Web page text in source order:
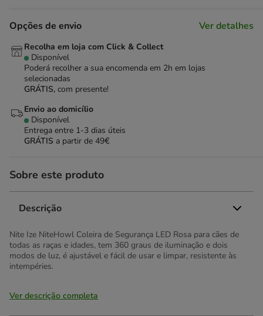
Opções de envio Ver detalhes
Recolha em loja com Click & Collect
Disponível
Poderá recolher a sua encomenda em 2h em lojas
selecionadas
GRÁTIS, com presente!
Envio ao domicílio
Disponível
Entrega entre 1-3 dias úteis
GRÁTIS a partir de 49€
Sobre este produto
Descrição
Nite Ize NiteHowl Coleira de Segurança LED Rosa para cães de
todas as raças e idades, tem 360 graus de iluminação e dois
modos de luz, é ajustável e fácil de usar e limpar, resistente às
intempéries.
Ver descrição completa